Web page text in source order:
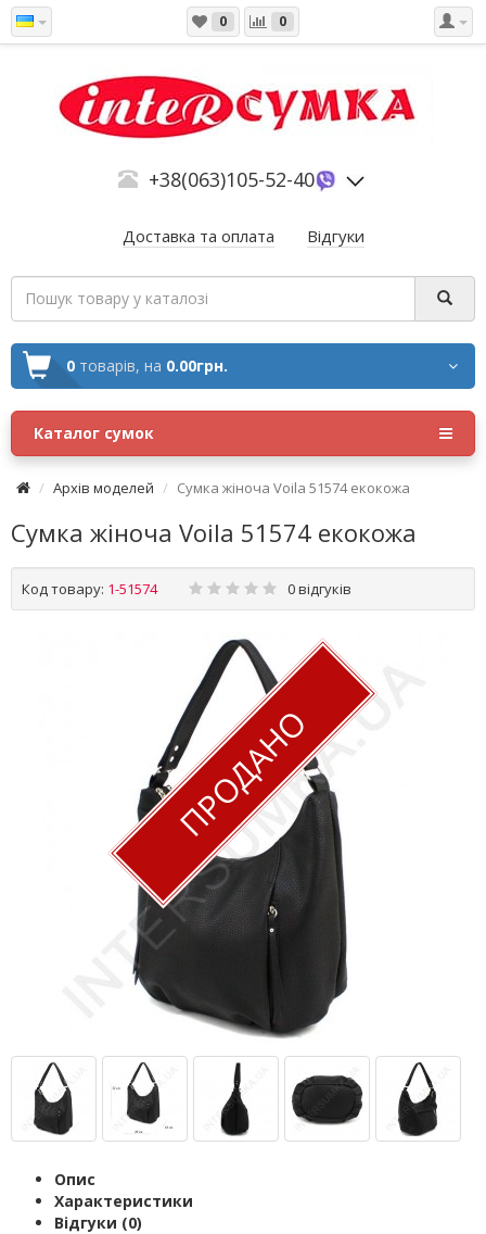
0 0
+38(063)105-52-40
Доставка та оплата Відгуки
0 товарів, на 0.00грн.
Каталог сумок
Архів моделей Сумка жіноча Voila 51574 екокожа
Сумка жіноча Voila 51574 екокожа
Код товару: 1-51574 0 відгуків
ПРОДАНО
Опис
Характеристики
Відгуки (0)